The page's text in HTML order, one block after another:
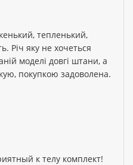
тепленький,
Річ яку не хочеться
моделі довгі штани, а
покупкою задоволена.
к телу комплект!